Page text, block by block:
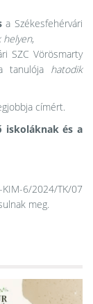
a Székesfehérvári
helyen,
SZC Vörösmarty
tanulója hatodik
címért.
iskoláknak és a
6/2024/TK/07
meg.